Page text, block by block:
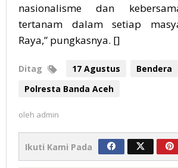
nasionalisme dan
tertanam dalam setiap
Raya,” pungkasnya. []
Ditag 17 Agustus Bendera
Polresta Banda Aceh
oleh admin
Ikuti Kami Pada